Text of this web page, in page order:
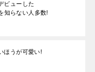
ビューした
知らない人多数!
ほうが可愛い!